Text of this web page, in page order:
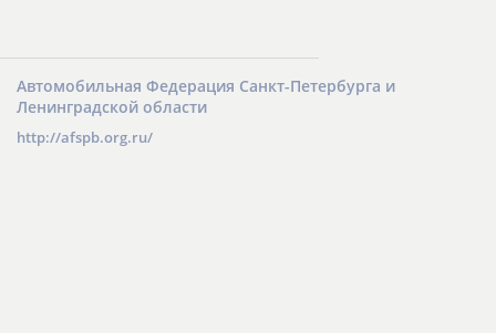
Автомобильная Федерация Санкт-Петербурга и
Ленинградской области
http://afspb.org.ru/